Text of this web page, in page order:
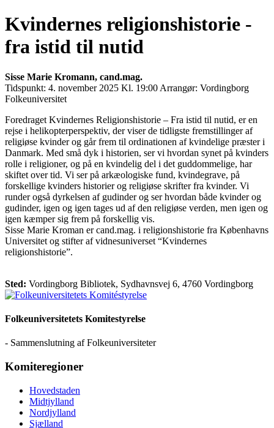
Kvindernes religionshistorie -
fra istid til nutid
Sisse Marie Kromann, cand.mag.
Tidspunkt: 4. november 2025 Kl. 19:00 Arrangør: Vordingborg
Folkeuniversitet
Foredraget Kvindernes Religionshistorie – Fra istid til nutid, er en
rejse i helikopterperspektiv, der viser de tidligste fremstillinger af
religiøse kvinder og går frem til ordinationen af kvindelige præster i
Danmark. Med små dyk i historien, ser vi hvordan synet på kvinders
rolle i religioner, og på en kvindelig del i det guddommelige, har
skiftet over tid. Vi ser på arkæologiske fund, kvindegrave, på
forskellige kvinders historier og religiøse skrifter fra kvinder. Vi
runder også dyrkelsen af gudinder og ser hvordan både kvinder og
gudinder, igen og igen tages ud af den religiøse verden, men igen og
igen kæmper sig frem på forskellig vis.
Sisse Marie Kroman er cand.mag. i religionshistorie fra Københavns
Universitet og stifter af vidnesuniverset “Kvindernes
religionshistorie”.
Sted: Vordingborg Bibliotek, Sydhavnsvej 6, 4760 Vordingborg
Folkeuniversitetets Komitestyrelse
- Sammenslutning af Folkeuniversiteter
Komiteregioner
Hovedstaden
Midtjylland
Nordjylland
Sjælland